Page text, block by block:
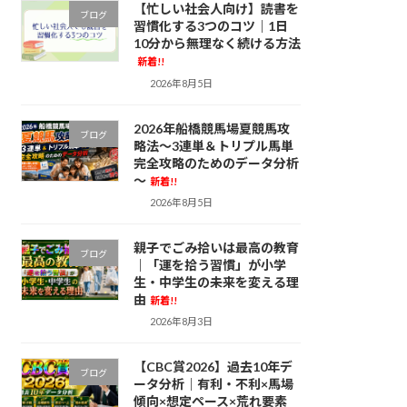
ブログ
【忙しい社会人向け】読書を
習慣化する3つのコツ｜1日
10分から無理なく続ける方法
新着!!
2026年8月5日
ブログ
2026年船橋競馬場夏競馬攻
略法～3連単＆トリプル馬単
完全攻略のためのデータ分析
～ 新着!!
2026年8月5日
ブログ
親子でごみ拾いは最高の教育
｜「運を拾う習慣」が小学
生・中学生の未来を変える理
由 新着!!
2026年8月3日
ブログ
【CBC賞2026】過去10年デ
ータ分析｜有利・不利×馬場
傾向×想定ペース×荒れ要素